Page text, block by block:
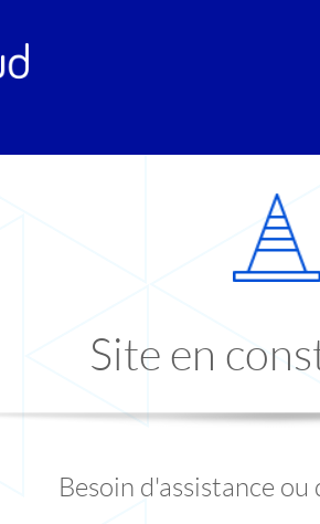
Site en
Besoin d'assistance